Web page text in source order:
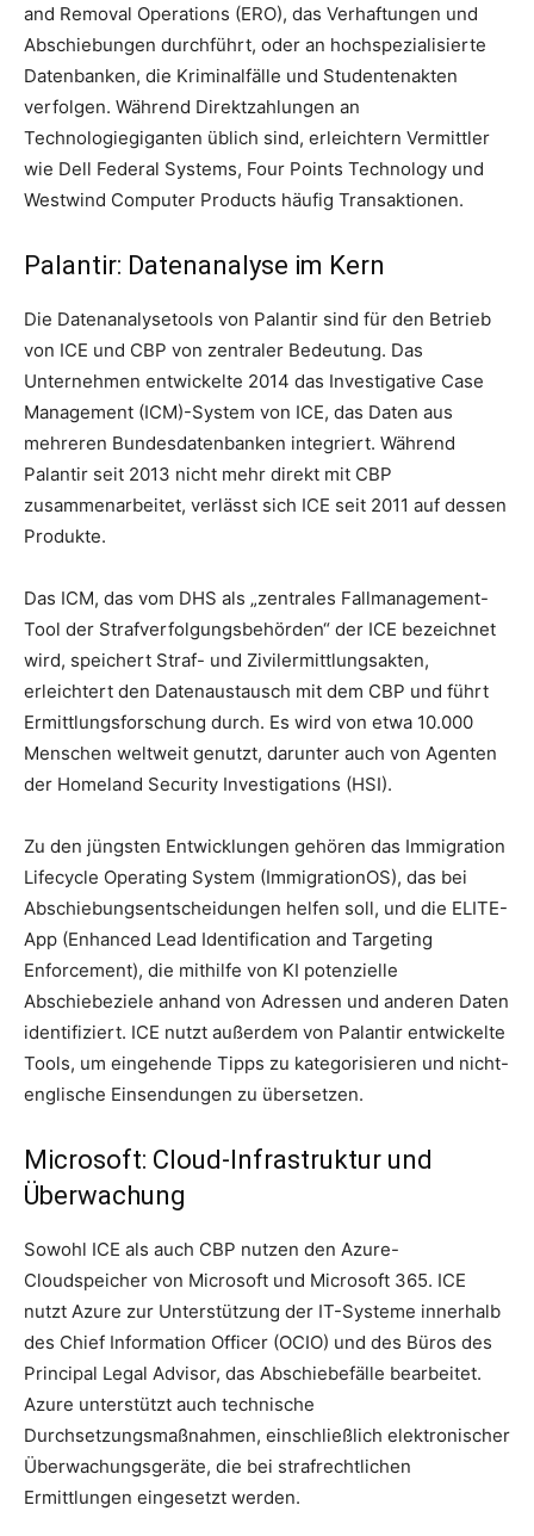
and Removal Operations (ERO), das Verhaftungen und
Abschiebungen durchführt, oder an hochspezialisierte
Datenbanken, die Kriminalfälle und Studentenakten
verfolgen. Während Direktzahlungen an
Technologiegiganten üblich sind, erleichtern Vermittler
wie Dell Federal Systems, Four Points Technology und
Westwind Computer Products häufig Transaktionen.
Palantir: Datenanalyse im Kern
Die Datenanalysetools von Palantir sind für den Betrieb
von ICE und CBP von zentraler Bedeutung. Das
Unternehmen entwickelte 2014 das Investigative Case
Management (ICM)-System von ICE, das Daten aus
mehreren Bundesdatenbanken integriert. Während
Palantir seit 2013 nicht mehr direkt mit CBP
zusammenarbeitet, verlässt sich ICE seit 2011 auf dessen
Produkte.
Das ICM, das vom DHS als „zentrales Fallmanagement-
Tool der Strafverfolgungsbehörden“ der ICE bezeichnet
wird, speichert Straf- und Zivilermittlungsakten,
erleichtert den Datenaustausch mit dem CBP und führt
Ermittlungsforschung durch. Es wird von etwa 10.000
Menschen weltweit genutzt, darunter auch von Agenten
der Homeland Security Investigations (HSI).
Zu den jüngsten Entwicklungen gehören das Immigration
Lifecycle Operating System (ImmigrationOS), das bei
Abschiebungsentscheidungen helfen soll, und die ELITE-
App (Enhanced Lead Identification and Targeting
Enforcement), die mithilfe von KI potenzielle
Abschiebeziele anhand von Adressen und anderen Daten
identifiziert. ICE nutzt außerdem von Palantir entwickelte
Tools, um eingehende Tipps zu kategorisieren und nicht-
englische Einsendungen zu übersetzen.
Microsoft: Cloud-Infrastruktur und
Überwachung
Sowohl ICE als auch CBP nutzen den Azure-
Cloudspeicher von Microsoft und Microsoft 365. ICE
nutzt Azure zur Unterstützung der IT-Systeme innerhalb
des Chief Information Officer (OCIO) und des Büros des
Principal Legal Advisor, das Abschiebefälle bearbeitet.
Azure unterstützt auch technische
Durchsetzungsmaßnahmen, einschließlich elektronischer
Überwachungsgeräte, die bei strafrechtlichen
Ermittlungen eingesetzt werden.